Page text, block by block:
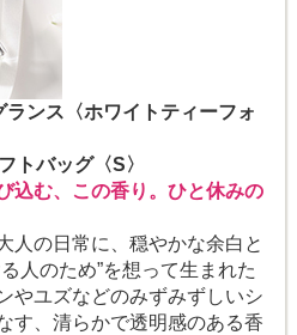
ンス〈ホワイトティーフォ
トバッグ〈S〉
込む、この香り。ひと休みの
人の日常に、穏やかな余白と
人のため”を想って生まれた
やユズなどのみずみずしいシ
す、清らかで透明感のある香